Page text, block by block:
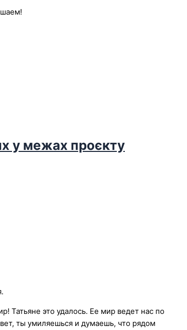
у межах проєкту
Татьяне это удалось. Ее мир ведет нас по
ты умиляешься и думаешь, что рядом